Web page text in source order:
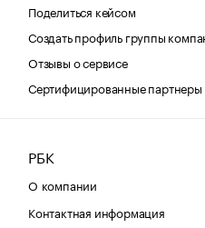
Поделиться кейсом
Создать профиль группы
Отзывы о сервисе
Сертифицированные партнеры
РБК
О компании
Контактная информация